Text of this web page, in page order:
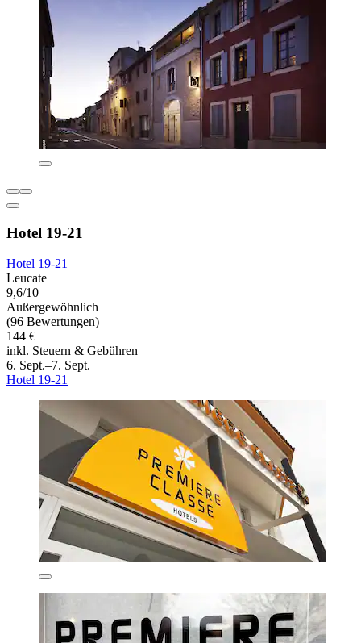
Hotel 19-21
Hotel 19-21
Leucate
9,6/10
Außergewöhnlich
(96 Bewertungen)
144 €
inkl. Steuern & Gebühren
6. Sept.–7. Sept.
Hotel 19-21